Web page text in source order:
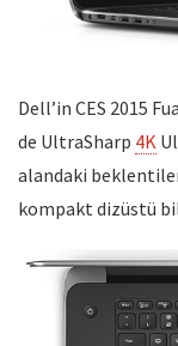
Dell’in CES 2015
de UltraSharp 4K
alandaki
kompakt dizüstü